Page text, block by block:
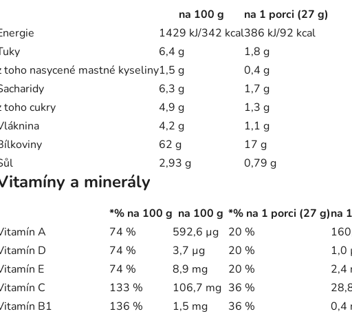
na 100 g
na 1 porci (27 g)
1429 kJ/342 kcal386 kJ/92 kcal
6,4 g
1,8 g
toho nasycené mastné kyseliny1,5 g
0,4 g
6,3 g
1,7 g
toho cukry
4,9 g
1,3 g
4,2 g
1,1 g
62 g
17 g
2,93 g 0,79 g
a minerály
*% na 100 g na 100 g *% na 1 porci (27 g)na
A
74 % 592,6 µg 20 %
D
74 % 3,7 µg 20 %
1,0
E
74 % 8,9 mg 20 %
2,4
C
133 % 106,7 mg 36 %
B1
136 % 1,5 mg 36 %
0,4